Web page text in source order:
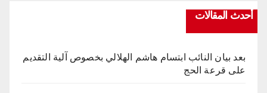
أحدث المقالات
بعد بيان النائب ابتسام هاشم الهلالي بخصوص آلية التقديم
على قرعة الحج